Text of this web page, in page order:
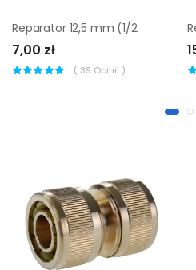
Reparator 12,5 mm (1/2
7,00 zł
( 39 Opinii )